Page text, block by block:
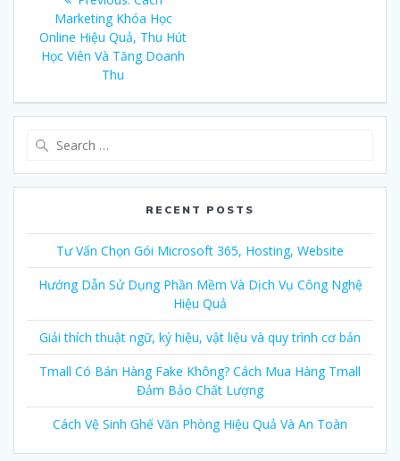
navigation
post:
Marketing Khóa Học
Online Hiệu Quả, Thu Hút
Học Viên Và Tăng Doanh
Thu
RECENT POSTS
Tư Vấn Chọn Gói Microsoft 365, Hosting, Website
Hướng Dẫn Sử Dụng Phần Mềm Và Dịch Vụ Công Nghệ
Hiệu Quả
Giải thích thuật ngữ, ký hiệu, vật liệu và quy trình cơ bản
Tmall Có Bán Hàng Fake Không? Cách Mua Hàng Tmall
Đảm Bảo Chất Lượng
Cách Vệ Sinh Ghế Văn Phòng Hiệu Quả Và An Toàn